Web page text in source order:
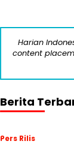
Harian
content
Berita
Pers Rilis